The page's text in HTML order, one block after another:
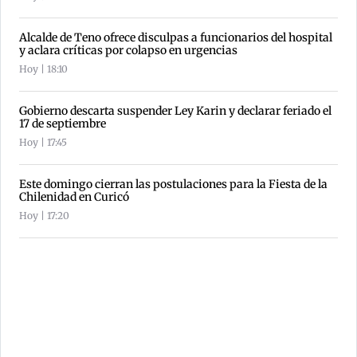
Alcalde de Teno ofrece disculpas a funcionarios del hospital
y aclara críticas por colapso en urgencias
Hoy | 18:10
Gobierno descarta suspender Ley Karin y declarar feriado el
17 de septiembre
Hoy | 17:45
Este domingo cierran las postulaciones para la Fiesta de la
Chilenidad en Curicó
Hoy | 17:20